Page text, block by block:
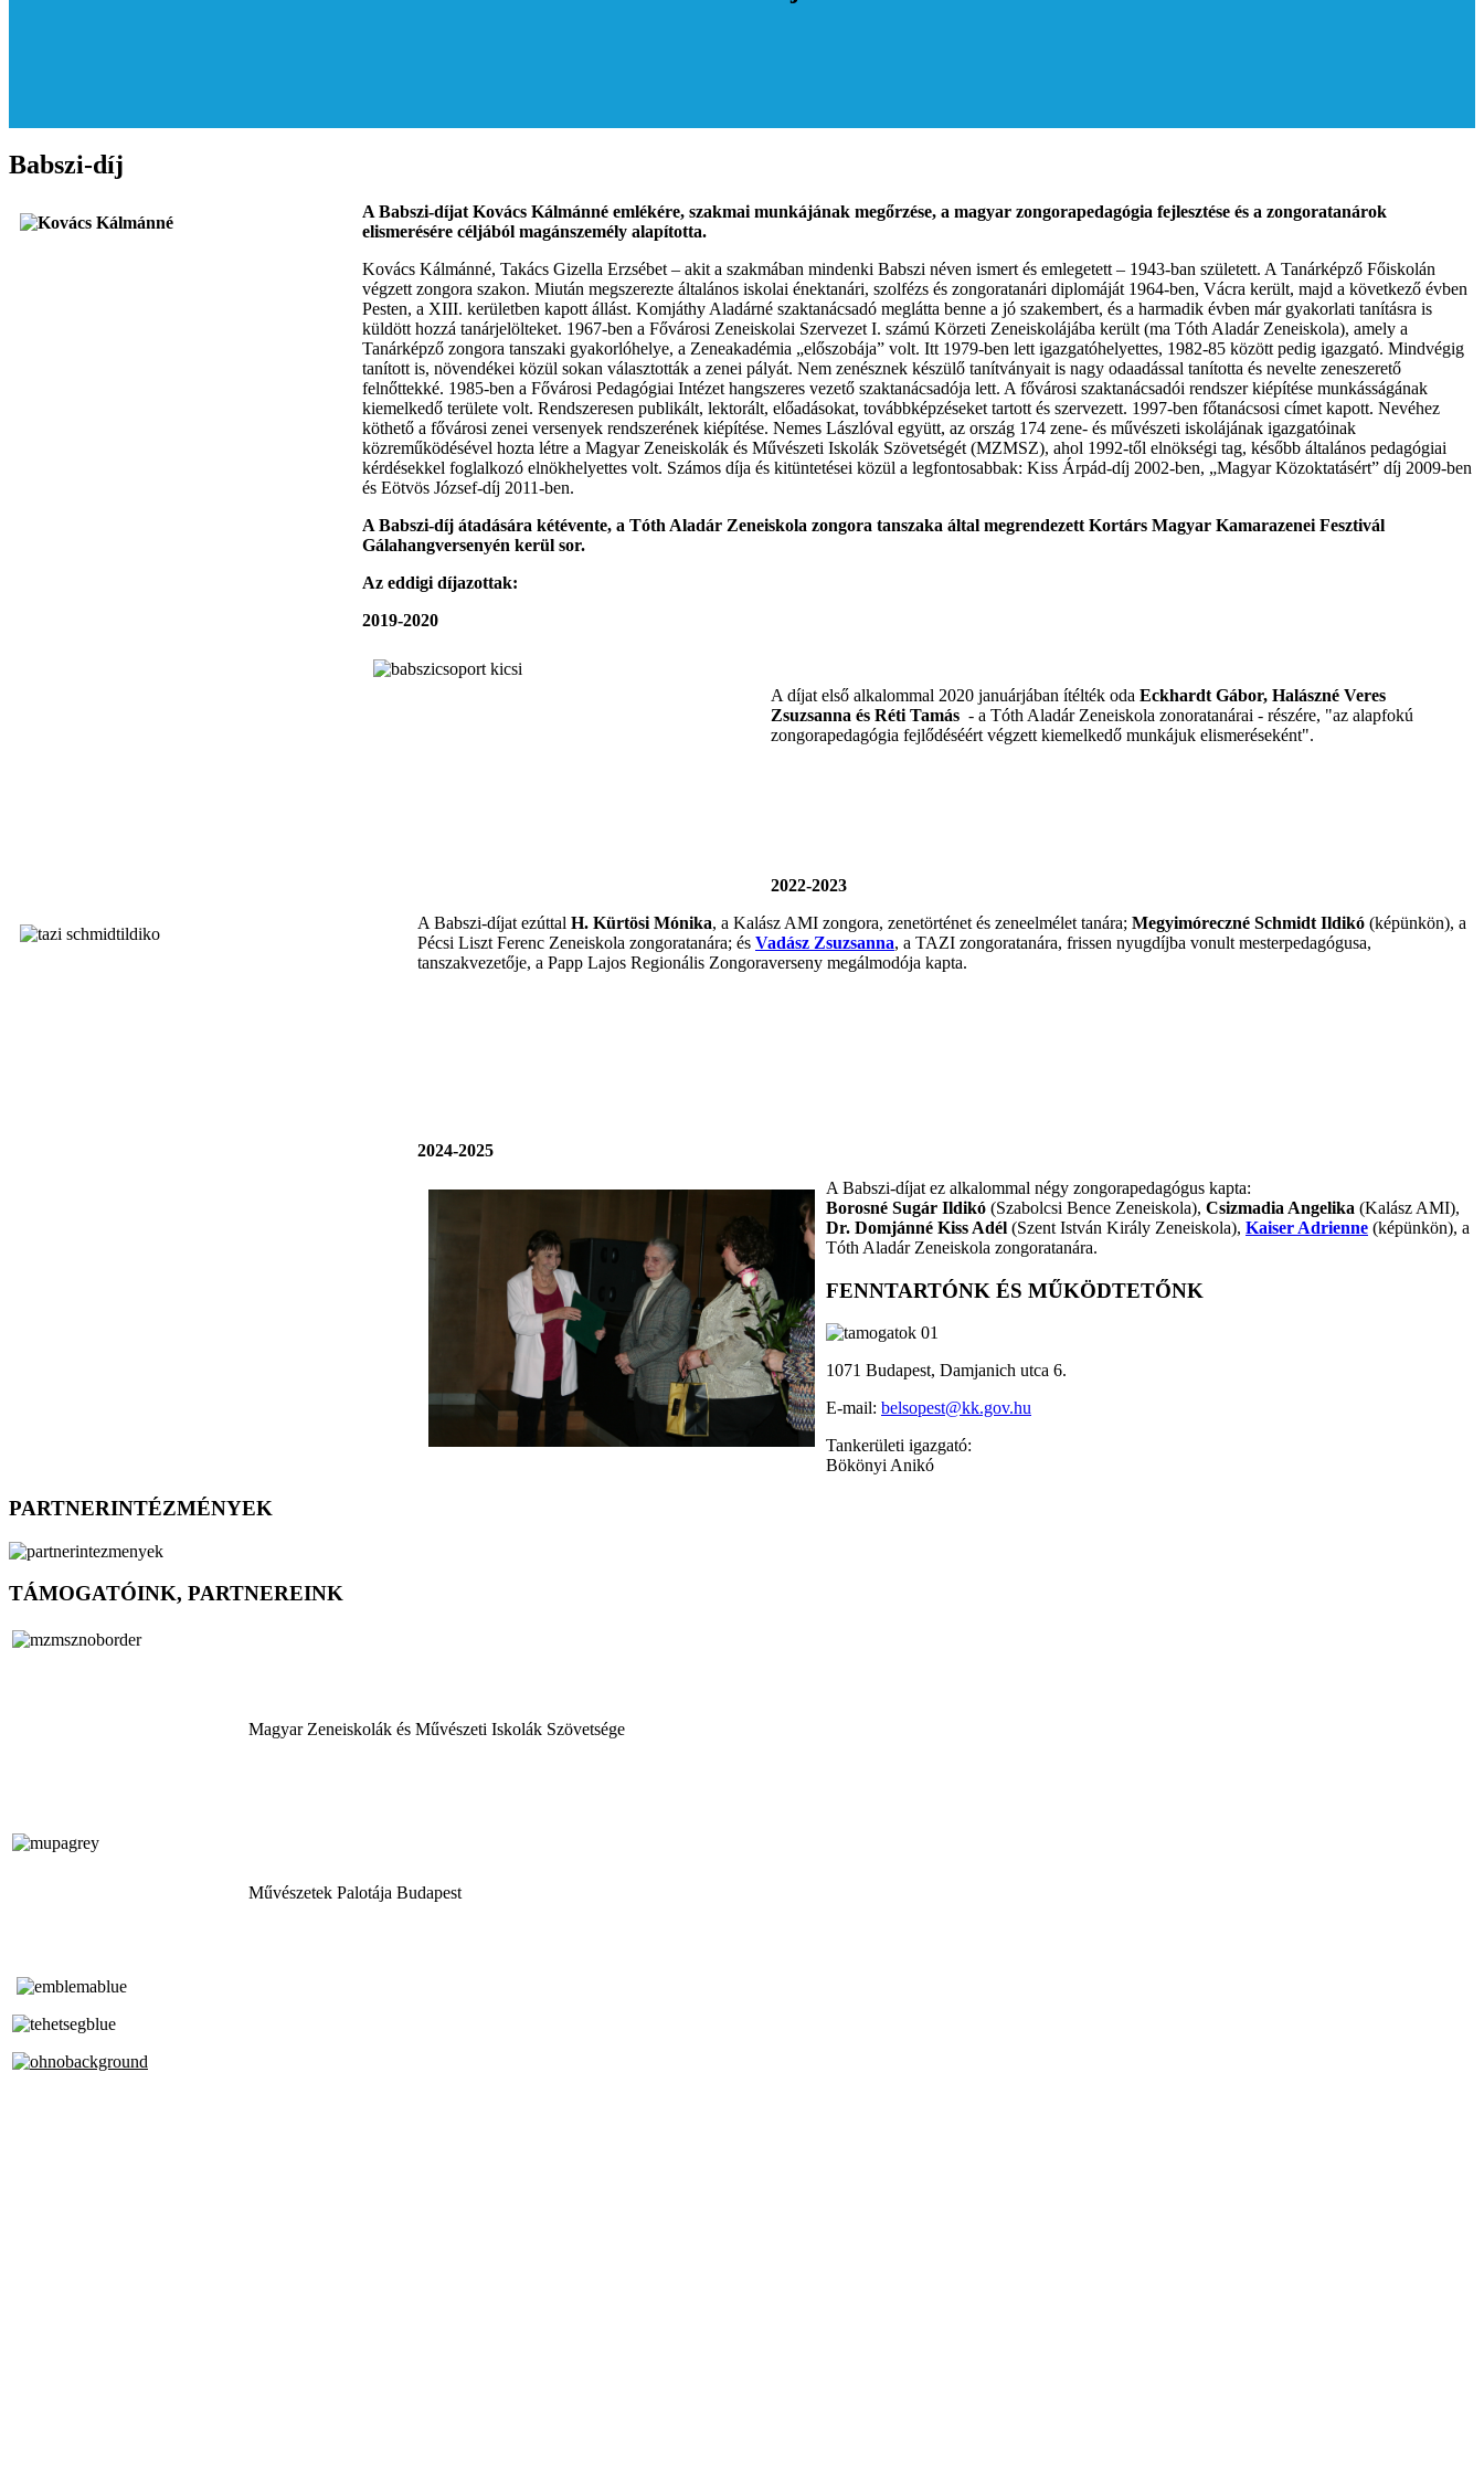
Babszi-díj
A Babszi-díjat Kovács Kálmánné emlékére, szakmai munkájának megőrzése, a magyar zongorapedagógia fejlesztése és a zongoratanárok
elismerésére céljából magánszemély alapította.
Kovács Kálmánné, Takács Gizella Erzsébet – akit a szakmában mindenki Babszi néven ismert és emlegetett – 1943-ban született. A Tanárképző Főiskolán
végzett zongora szakon. Miután megszerezte általános iskolai énektanári, szolfézs és zongoratanári diplomáját 1964-ben, Vácra került, majd a következő évben
Pesten, a XIII. kerületben kapott állást. Komjáthy Aladárné szaktanácsadó meglátta benne a jó szakembert, és a harmadik évben már gyakorlati tanításra is
küldött hozzá tanárjelölteket. 1967-ben a Fővárosi Zeneiskolai Szervezet I. számú Körzeti Zeneiskolájába került (ma Tóth Aladár Zeneiskola), amely a
Tanárképző zongora tanszaki gyakorlóhelye, a Zeneakadémia „előszobája” volt. Itt 1979-ben lett igazgatóhelyettes, 1982-85 között pedig igazgató. Mindvégig
tanított is, növendékei közül sokan választották a zenei pályát. Nem zenésznek készülő tanítványait is nagy odaadással tanította és nevelte zeneszerető
felnőttekké. 1985-ben a Fővárosi Pedagógiai Intézet hangszeres vezető szaktanácsadója lett. A fővárosi szaktanácsadói rendszer kiépítése munkásságának
kiemelkedő területe volt. Rendszeresen publikált, lektorált, előadásokat, továbbképzéseket tartott és szervezett. 1997-ben főtanácsosi címet kapott. Nevéhez
köthető a fővárosi zenei versenyek rendszerének kiépítése. Nemes Lászlóval együtt, az ország 174 zene- és művészeti iskolájának igazgatóinak
közreműködésével hozta létre a Magyar Zeneiskolák és Művészeti Iskolák Szövetségét (MZMSZ), ahol 1992-től elnökségi tag, később általános pedagógiai
kérdésekkel foglalkozó elnökhelyettes volt. Számos díja és kitüntetései közül a legfontosabbak: Kiss Árpád-díj 2002-ben, „Magyar Közoktatásért” díj 2009-ben
és Eötvös József-díj 2011-ben.
A Babszi-díj átadására kétévente, a Tóth Aladár Zeneiskola zongora tanszaka által megrendezett Kortárs Magyar Kamarazenei Fesztivál
Gálahangversenyén kerül sor.
Az eddigi díjazottak:
2019-2020
A díjat első alkalommal 2020 januárjában ítélték oda Eckhardt Gábor, Halászné Veres
Zsuzsanna és Réti Tamás - a Tóth Aladár Zeneiskola zonoratanárai - részére, "az alapfokú
zongorapedagógia fejlődéséért végzett kiemelkedő munkájuk elismeréseként".
2022-2023
A Babszi-díjat ezúttal H. Kürtösi Mónika, a Kalász AMI zongora, zenetörténet és zeneelmélet tanára; Megyimóreczné Schmidt Ildikó (képünkön), a
Pécsi Liszt Ferenc Zeneiskola zongoratanára; és Vadász Zsuzsanna, a TAZI zongoratanára, frissen nyugdíjba vonult mesterpedagógusa,
tanszakvezetője, a Papp Lajos Regionális Zongoraverseny megálmodója kapta.
2024-2025
A Babszi-díjat ez alkalommal négy zongorapedagógus kapta:
Borosné Sugár Ildikó (Szabolcsi Bence Zeneiskola), Csizmadia Angelika (Kalász AMI),
Dr. Domjánné Kiss Adél (Szent István Király Zeneiskola), Kaiser Adrienne (képünkön), a
Tóth Aladár Zeneiskola zongoratanára.
FENNTARTÓNK ÉS MŰKÖDTETŐNK
1071 Budapest, Damjanich utca 6.
E-mail: belsopest@kk.gov.hu
Tankerületi igazgató:
Bökönyi Anikó
PARTNERINTÉZMÉNYEK
TÁMOGATÓINK, PARTNEREINK
Magyar Zeneiskolák és Művészeti Iskolák Szövetsége
Művészetek Palotája Budapest